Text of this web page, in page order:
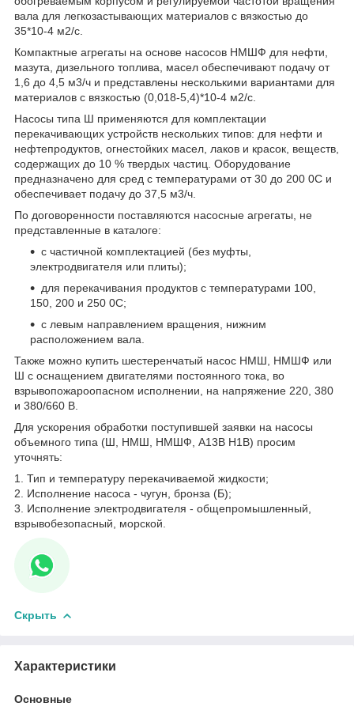
вала для легкозастывающих материалов с вязкостью до
35*10-4 м2/с.
Компактные агрегаты на основе насосов НМШФ для нефти,
мазута, дизельного топлива, масел обеспечивают подачу от
1,6 до 4,5 м3/ч и представлены несколькими вариантами для
материалов с вязкостью (0,018-5,4)*10-4 м2/с.
Насосы типа Ш применяются для комплектации
перекачивающих устройств нескольких типов: для нефти и
нефтепродуктов, огнестойких масел, лаков и красок, веществ,
содержащих до 10 % твердых частиц. Оборудование
предназначено для сред с температурами от 30 до 200 0С и
обеспечивает подачу до 37,5 м3/ч.
По договоренности поставляются насосные агрегаты, не
представленные в каталоге:
с частичной комплектацией (без муфты,
электродвигателя или плиты);
для перекачивания продуктов с температурами 100,
150, 200 и 250 0С;
с левым направлением вращения, нижним
расположением вала.
Также можно купить шестеренчатый насос НМШ, НМШФ или
Ш с оснащением двигателями постоянного тока, во
взрывопожароопасном исполнении, на напряжение 220, 380
и 380/660 В.
Для ускорения обработки поступившей заявки на насосы
объемного типа (Ш, НМШ, НМШФ, А13В Н1В) просим
уточнять:
1. Тип и температуру перекачиваемой жидкости;
2. Исполнение насоса - чугун, бронза (Б);
3. Исполнение электродвигателя - общепромышленный,
взрывобезопасный, морской.
Скрыть
Характеристики
Основные